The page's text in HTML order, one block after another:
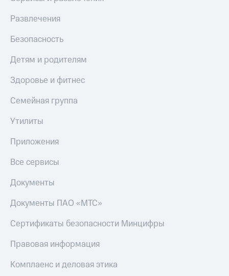
Развлечения
Безопасность
Детям и родителям
Здоровье и фитнес
Семейная группа
Утилиты
Приложения
Все сервисы
Документы
Документы ПАО «МТС»
Сертификаты безопасности Минцифры
Правовая информация
Комплаенс и деловая этика